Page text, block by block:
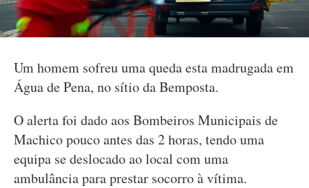
Um homem sofreu uma queda esta madrugada em
Água de Pena, no sítio da Bemposta.
O alerta foi dado aos Bombeiros Municipais de
Machico pouco antes das 2 horas, tendo uma
equipa se deslocado ao local com uma
ambulância para prestar socorro à vítima.